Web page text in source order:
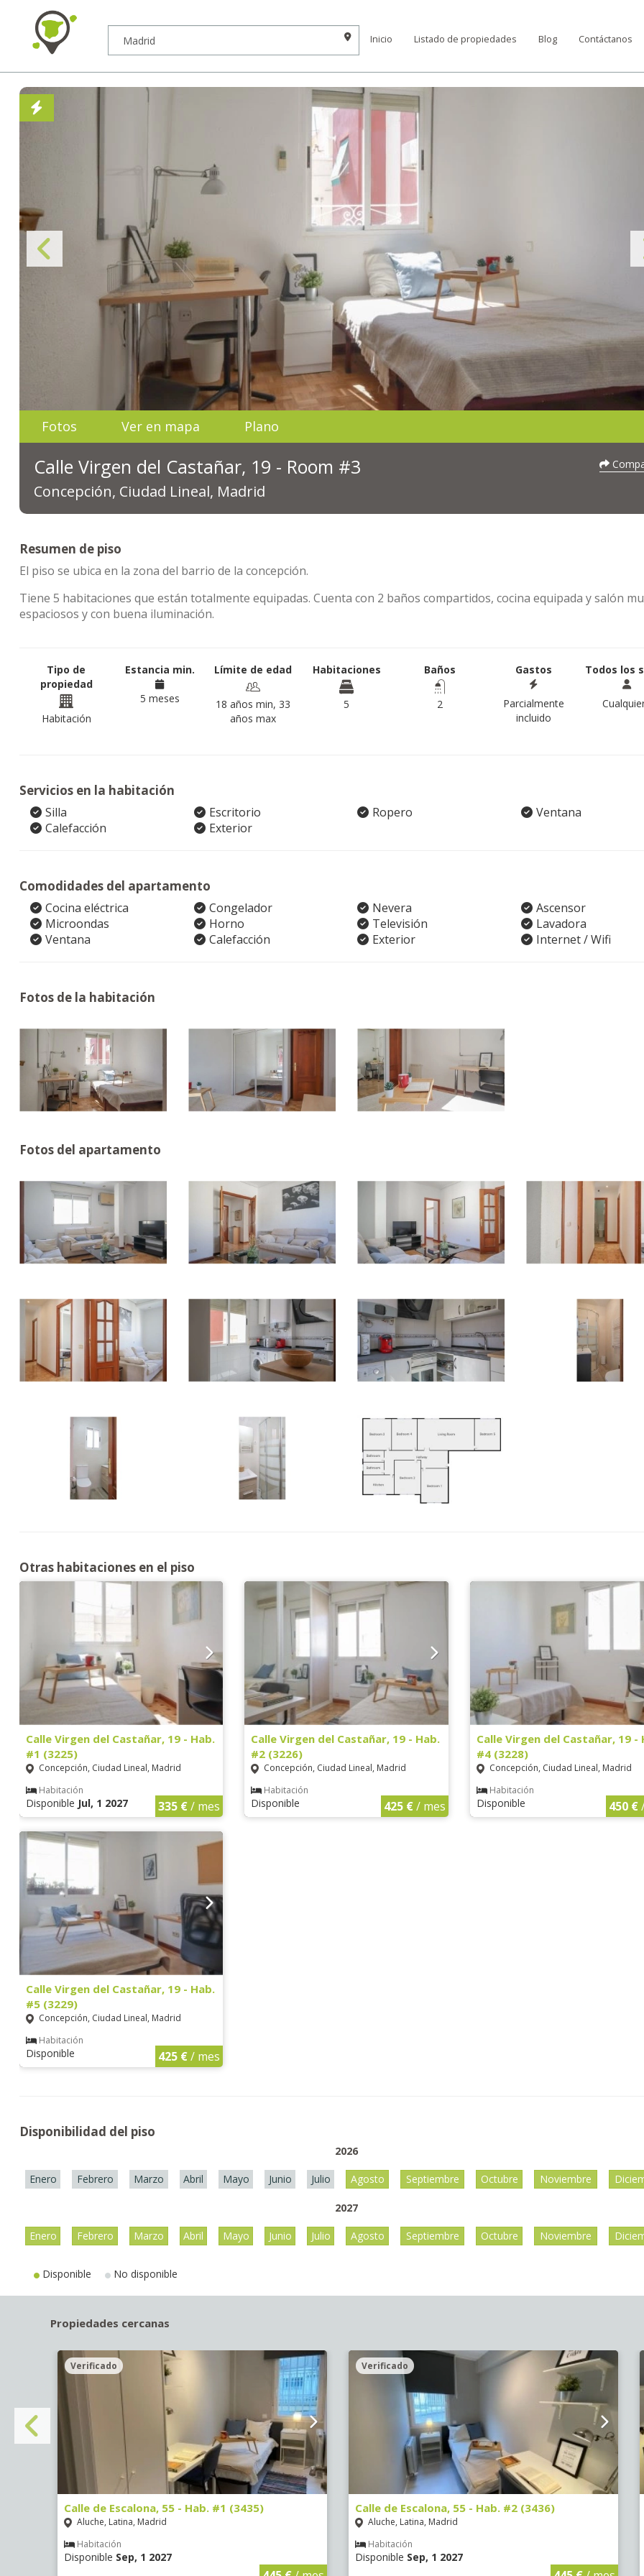
Inicio Listado de propiedades Blog Contáctanos
Fotos Ver en mapa Plano
Calle Virgen del Castañar, 19 - Room #3
Concepción, Ciudad Lineal, Madrid
Resumen de piso
El piso se ubica en la zona del barrio de la concepción.
Tiene 5 habitaciones que están totalmente equipadas. Cuenta con 2 baños compartidos, cocina equipada y salón
espaciosos y con buena iluminación.
Tipo de
propiedad
Habitación
Estancia min.
5 meses
Límite de edad
18 años min, 33
años max
Habitaciones
5
Baños
2
Gastos
Parcialmente
incluido
Todos los
Servicios en la habitación
Silla Escritorio Ropero
Ventana
Calefacción
Exterior
Comodidades del apartamento
Cocina eléctrica Congelador Nevera
Ascensor
Microondas
Horno Televisión
Lavadora
Ventana
Calefacción Exterior Internet / Wifi
Fotos de la habitación
Fotos del apartamento
Otras habitaciones en el piso
Calle Virgen del Castañar, 19 - Hab.
#1 (3225)
Concepción, Ciudad Lineal, Madrid
Habitación
Disponible Jul, 1 2027 335 €/ mes
Calle Virgen del Castañar, 19 - Hab.
#2 (3226)
Concepción, Ciudad Lineal, Madrid
Habitación
Disponible 425 €/ mes
Calle Virgen del Castañar, 19 -
#4 (3228)
Concepción, Ciudad Lineal, Madrid
Habitación
Disponible 450 €
Calle Virgen del Castañar, 19 - Hab.
#5 (3229)
Concepción, Ciudad Lineal, Madrid
Habitación
Disponible 425 €/ mes
Disponibilidad del piso
2026
Enero Febrero Marzo Abril Mayo Junio Julio Agosto Septiembre Octubre Noviembre
2027
Enero Febrero Marzo Abril Mayo Junio Julio Agosto Septiembre Octubre Noviembre
Disponible No disponible
Propiedades cercanas
Verificado
Calle de Escalona, 55 - Hab. #1 (3435)
Aluche, Latina, Madrid
Habitación
Disponible Sep, 1 2027
Verificado
Calle de Escalona, 55 - Hab. #2 (3436)
Aluche, Latina, Madrid
Habitación
Disponible Sep, 1 2027